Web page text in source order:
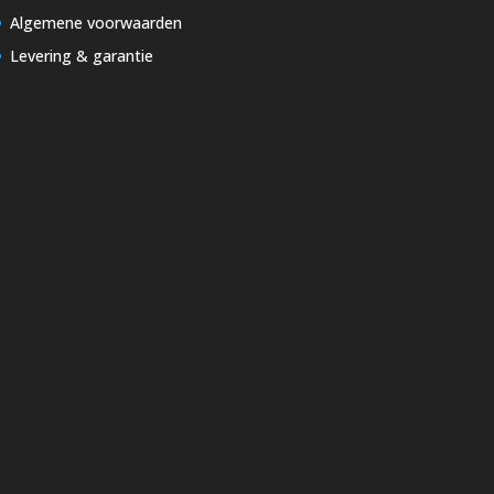
Algemene voorwaarden
Levering & garantie